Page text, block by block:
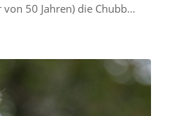
50 Jahren) die Chubb…